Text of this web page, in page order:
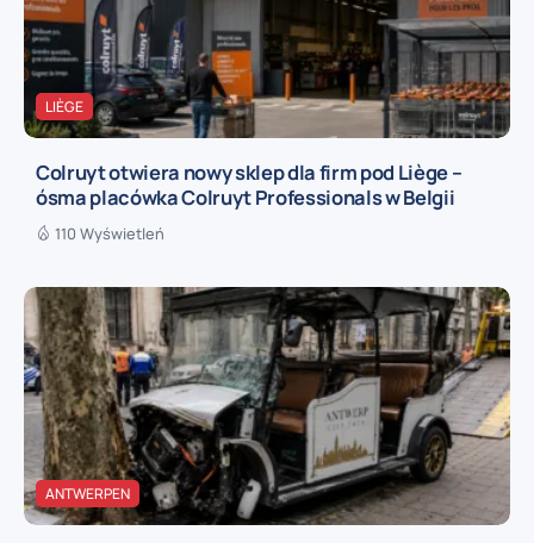
LIÈGE
Colruyt otwiera nowy sklep dla firm pod Liège –
ósma placówka Colruyt Professionals w Belgii
110 Wyświetleń
ANTWERPEN